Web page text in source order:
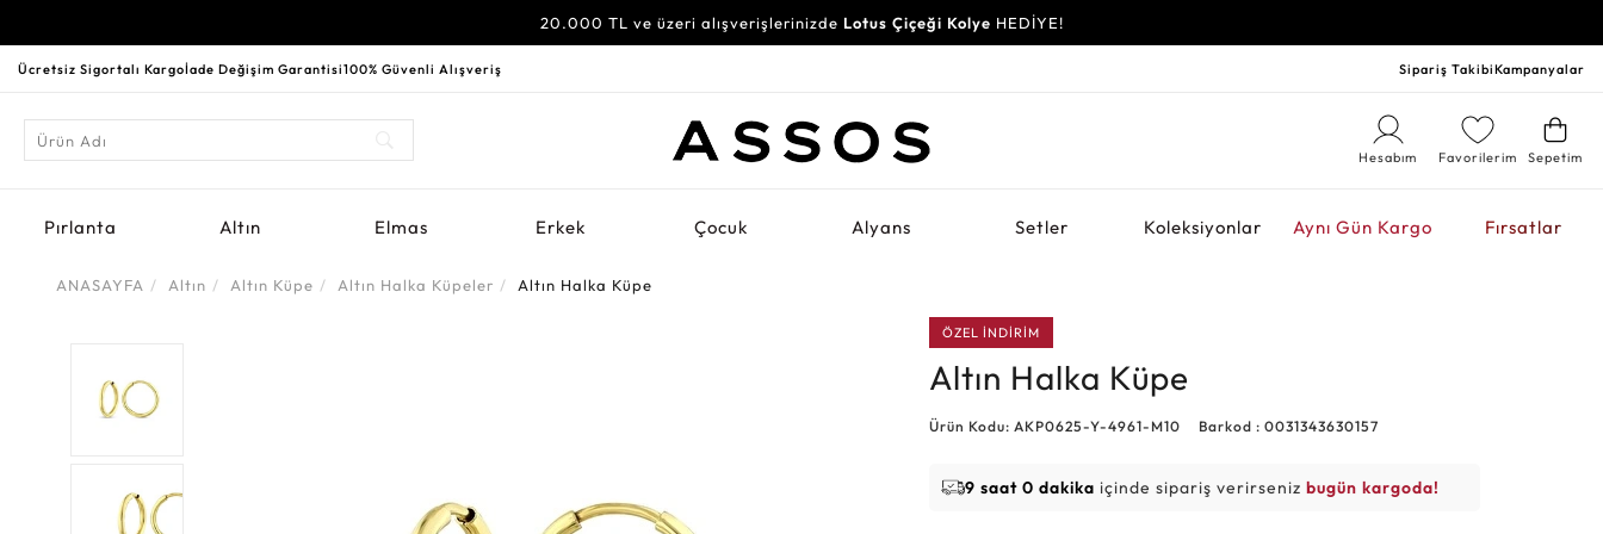
20.000 TL ve üzeri alışverişlerinizde Lotus Çiçeği Kolye HEDİYE!
Ücretsiz Sigortalı Kargoİade Değişim Garantisi100% Güvenli Alışveriş Sipariş TakibiKampanyalar
Sepetim
Favorilerim
Hesabım
Pırlanta Altın Elmas Erkek Çocuk Alyans Setler Koleksiyonlar Aynı Gün Kargo Fırsatlar
ANASAYFA Altın Altın Küpe Altın Halka Küpeler Altın Halka Küpe
ÖZEL İNDİRİM
Altın Halka Küpe
Ürün Kodu: AKP0625-Y-4961-M10 Barkod : 0031343630157
9 saat 0 dakika içinde sipariş verirsenizbugün kargoda!